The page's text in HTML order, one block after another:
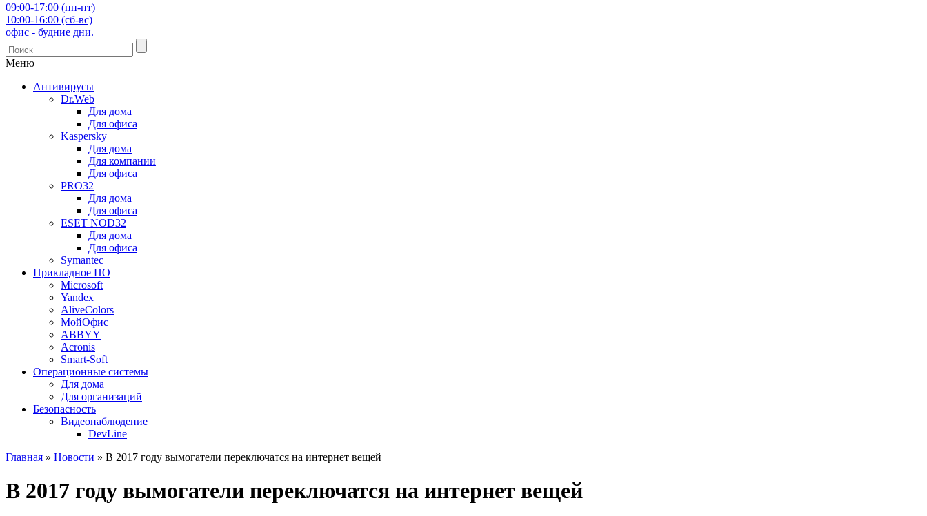
09:00-17:00 (пн-пт)
10:00-16:00 (сб-вс)
офис - будние дни.
Меню
Антивирусы
Dr.Web
Для дома
Для офиса
Kaspersky
Для дома
Для компании
Для офиса
PRO32
Для дома
Для офиса
ESET NOD32
Для дома
Для офиса
Symantec
Прикладное ПО
Microsoft
Yandex
AliveColors
МойОфис
ABBYY
Acronis
Smart-Soft
Операционные системы
Для дома
Для организаций
Безопасность
Видеонаблюдение
DevLine
Главная » Новости » В 2017 году вымогатели переключатся на интернет вещей
В 2017 году вымогатели переключатся на интернет вещей